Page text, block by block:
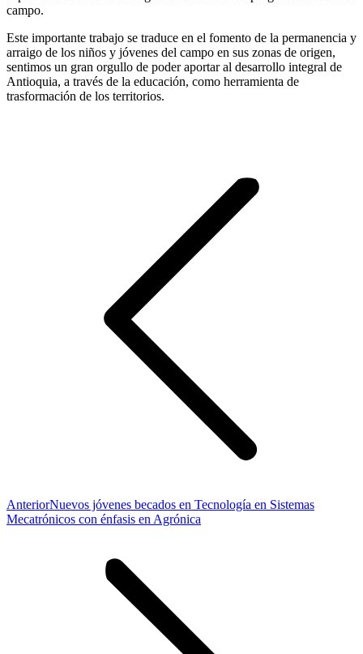
campo.
Este importante trabajo se traduce en el fomento de la permanencia y
arraigo de los niños y jóvenes del campo en sus zonas de origen,
sentimos un gran orgullo de poder aportar al desarrollo integral de
Antioquia, a través de la educación, como herramienta de
trasformación de los territorios.
AnteriorPublicación
anterior:
Nuevos jóvenes becados en Tecnología en Sistemas
Mecatrónicos con énfasis en Agrónica